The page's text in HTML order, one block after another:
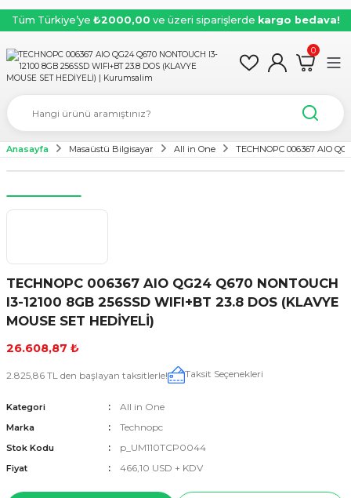
Tüm Türkiye’ye ₺2000,00 ve üzeri siparişlerde kargo bedava!
0
Anasayfa Masaüstü Bilgisayar All in One TECHNOPC 006367 AIO
TECHNOPC 006367 AIO QG24 Q670 NONTOUCH
I3-12100 8GB 256SSD WIFI+BT 23.8 DOS (KLAVYE
MOUSE SET HEDİYELİ)
26.608,87 ₺
2.825,86 TL den başlayan taksitlerle! Taksit Seçenekleri
Kategori All in One
Marka Technopc
Stok Kodu p_UM110TCP0044
Fiyat 466,10 USD + KDV